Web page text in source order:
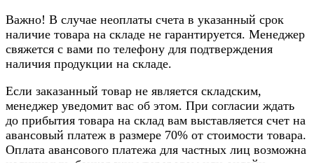
Важно! В случае неоплаты счета в указанный срок
наличие товара на складе не гарантируется. Менеджер
свяжется с вами по телефону для подтверждения
наличия продукции на складе.
Если заказанный товар не является складским,
менеджер уведомит вас об этом. При согласии ждать
до прибытия товара на склад вам выставляется счет на
авансовый платеж в размере 70% от стоимости товара.
Оплата авансового платежа для частных лиц возможна